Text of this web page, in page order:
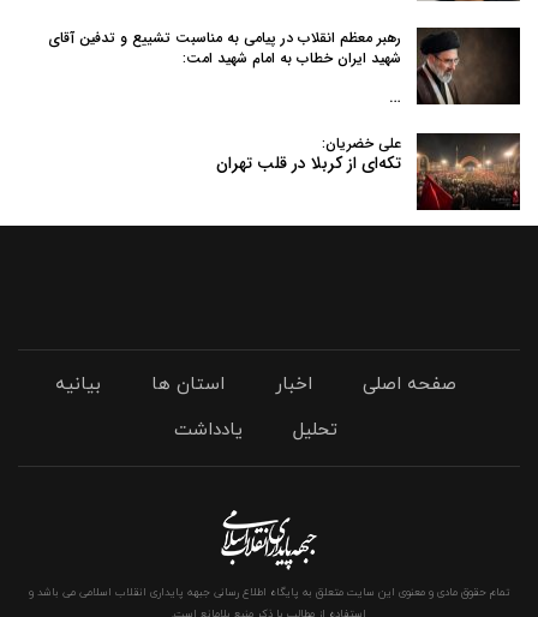
رهبر معظم انقلاب در پیامی به‌ مناسبت تشییع و تدفین آقای
شهید ایران خطاب به امام شهید امت:
…
علی خضریان:
تکه‌ای از کربلا در قلب تهران
صفحه اصلی اخبار استان ها
بیانیه
تحلیل
یادداشت
تمام حقوق مادی و معنوی این سایت متعلق به پایگاه اطلاع رسانی جبهه پایداری انقلاب اسلامی می باشد و
استفاده از مطالب با ذکر منبع بلامانع است.